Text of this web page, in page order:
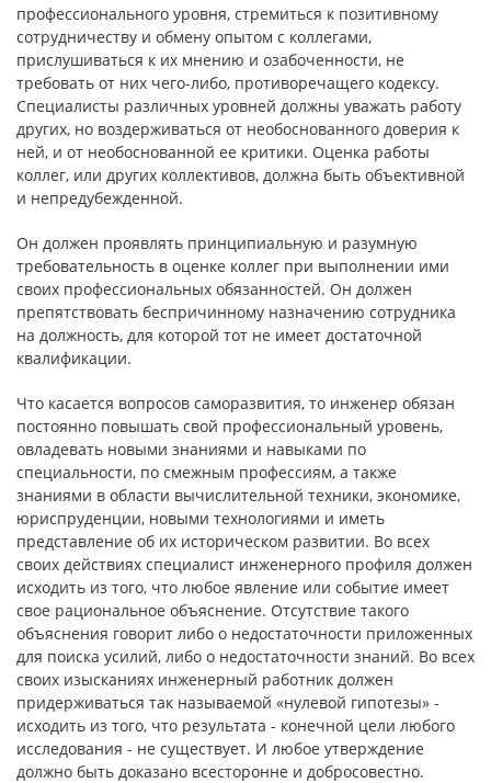
профессионального уровня, стремиться к позитивному
сотрудничеству и обмену опытом с коллегами,
прислушиваться к их мнению и озабоченности, не
требовать от них чего-либо, противоречащего кодексу.
Специалисты различных уровней должны уважать работу
других, но воздерживаться от необоснованного доверия к
ней, и от необоснованной ее критики. Оценка работы
коллег, или других коллективов, должна быть объективной
и непредубежденной.
Он должен проявлять принципиальную и разумную
требовательность в оценке коллег при выполнении ими
своих профессиональных обязанностей. Он должен
препятствовать беспричинному назначению сотрудника
на должность, для которой тот не имеет достаточной
квалификации.
Что касается вопросов саморазвития, то инженер обязан
постоянно повышать свой профессиональный уровень,
овладевать новыми знаниями и навыками по
специальности, по смежным профессиям, а также
знаниями в области вычислительной техники, экономике,
юриспруденции, новыми технологиями и иметь
представление об их историческом развитии. Во всех
своих действиях специалист инженерного профиля должен
исходить из того, что любое явление или событие имеет
свое рациональное объяснение. Отсутствие такого
объяснения говорит либо о недостаточности приложенных
для поиска усилий, либо о недостаточности знаний. Во всех
своих изысканиях инженерный работник должен
придерживаться так называемой «нулевой гипотезы» -
исходить из того, что результата - конечной цели любого
исследования - не существует. И любое утверждение
должно быть доказано всесторонне и добросовестно.